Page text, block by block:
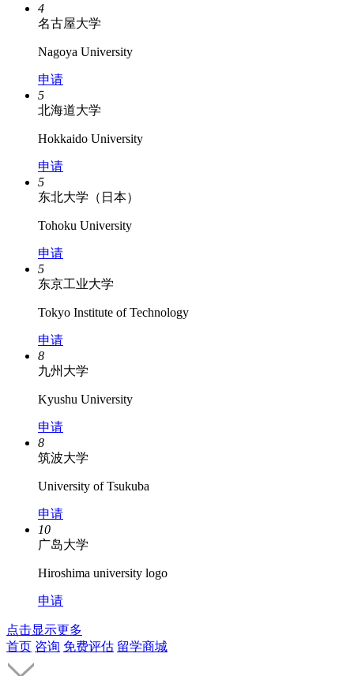
4
名古屋大学
Nagoya University
申请
5
北海道大学
Hokkaido University
申请
5
东北大学（日本）
Tohoku University
申请
5
东京工业大学
Tokyo Institute of Technology
申请
8
九州大学
Kyushu University
申请
8
筑波大学
University of Tsukuba
申请
10
广岛大学
Hiroshima university logo
申请
点击显示更多
首页 咨询 免费评估 留学商城